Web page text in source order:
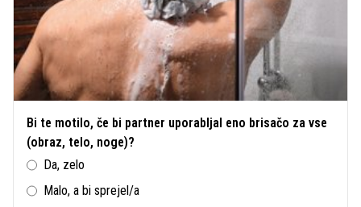
Bi te motilo, če bi partner uporabljal eno brisačo za vse
(obraz, telo, noge)?
Da, zelo
Malo, a bi sprejel/a